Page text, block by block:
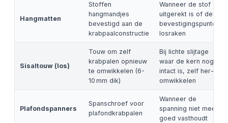
Hangmatten
Stoffen
hangmandjes
bevestigd aan de
krabpaalconstructie
Wanneer de stof
uitgerekt is of de
bevestigingspunten
losraken
Sisaltouw (los)
Touw om zelf
krabpalen opnieuw
te omwikkelen (6-
10 mm dik)
Bij lichte slijtage
waar de kern nog
intact is, zelf her-
omwikkelen
Plafondspanners
Spanschroef voor
plafondkrabpalen
Wanneer de
spanning niet meer
goed vasthoudt